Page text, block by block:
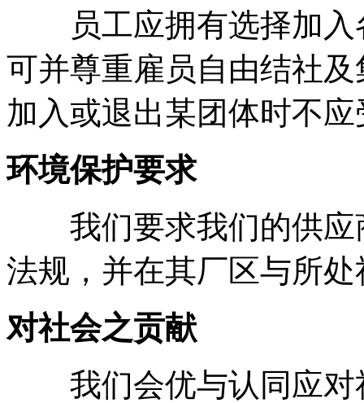
员工应拥有选择加入
可并尊重雇员自由结社
加入或退出某团体时不
环境保护要求
我们要求我们的供应
法规，并在其厂区与所
对社会之贡献
我们会优与认同应对